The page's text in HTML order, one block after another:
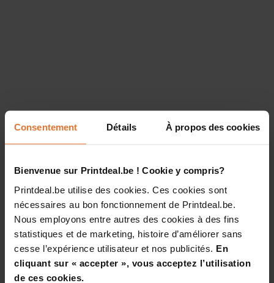
Consentement Détails À propos des cookies
Bienvenue sur Printdeal.be ! Cookie y compris?
Printdeal.be utilise des cookies. Ces cookies sont
nécessaires au bon fonctionnement de Printdeal.be.
Nous employons entre autres des cookies à des fins
statistiques et de marketing, histoire d’améliorer sans
cesse l’expérience utilisateur et nos publicités. En
cliquant sur « accepter », vous acceptez l’utilisation
de ces cookies.